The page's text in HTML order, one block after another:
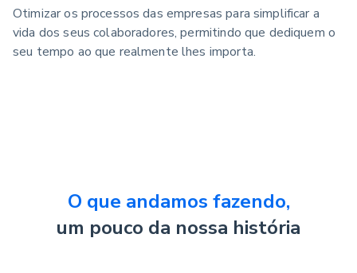
Otimizar os processos das empresas para simplificar a
vida dos seus colaboradores, permitindo que dediquem o
seu tempo ao que realmente lhes importa.
O que andamos fazendo,
um pouco da nossa história